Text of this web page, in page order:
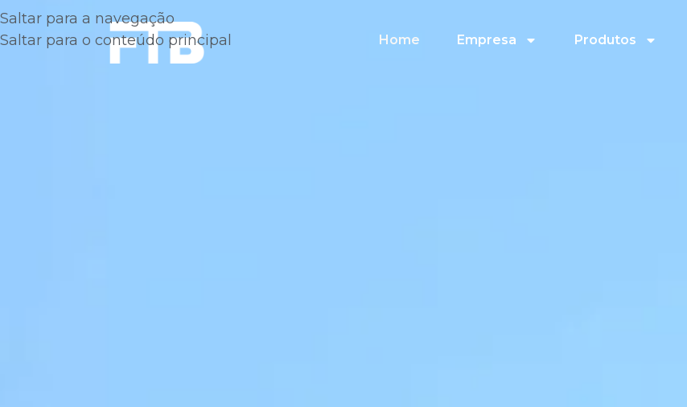
Saltar para a navegação
Saltar para o conteúdo principal
Home Empresa Produtos